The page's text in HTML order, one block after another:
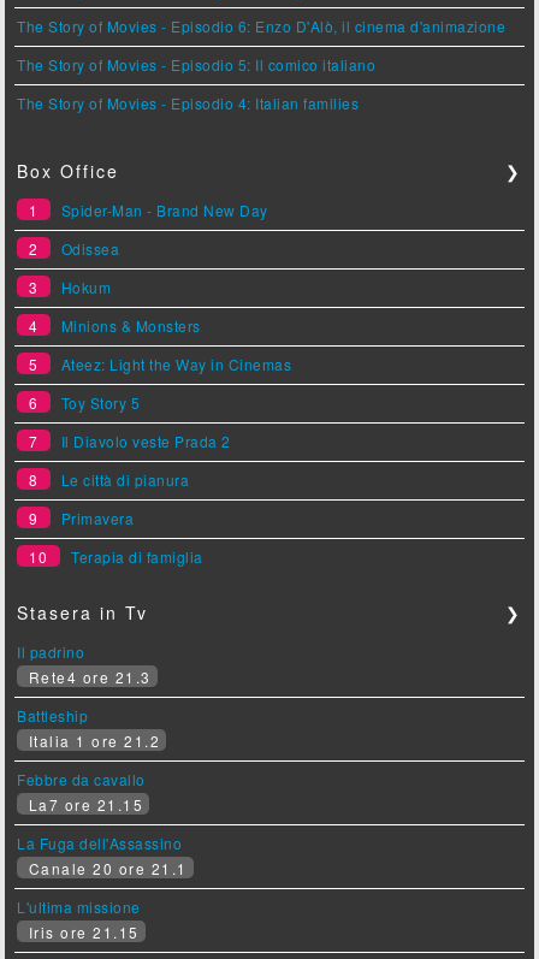
The Story of Movies - Episodio 6: Enzo D'Alò, il cinema d'animazione
The Story of Movies - Episodio 5: Il comico italiano
The Story of Movies - Episodio 4: Italian families
Box Office ❯
1
Spider-Man - Brand New Day
2
Odissea
3
Hokum
4
Minions & Monsters
5
Ateez: Light the Way in Cinemas
6
Toy Story 5
7
Il Diavolo veste Prada 2
8
Le città di pianura
9
Primavera
10
Terapia di famiglia
Stasera in Tv ❯
Il padrino
Rete4 ore 21.3
Battleship
Italia 1 ore 21.2
Febbre da cavallo
La7 ore 21.15
La Fuga dell'Assassino
Canale 20 ore 21.1
L'ultima missione
Iris ore 21.15